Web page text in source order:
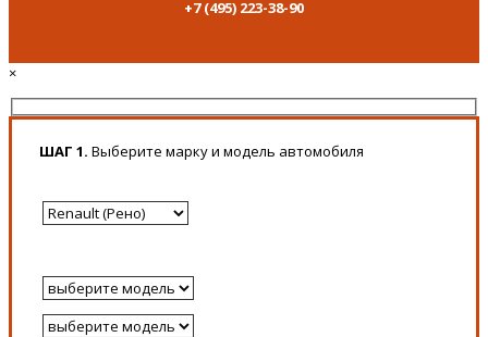
+7 (495) 223-38-90
×
ШАГ 1. Выберите марку и модель автомобиля